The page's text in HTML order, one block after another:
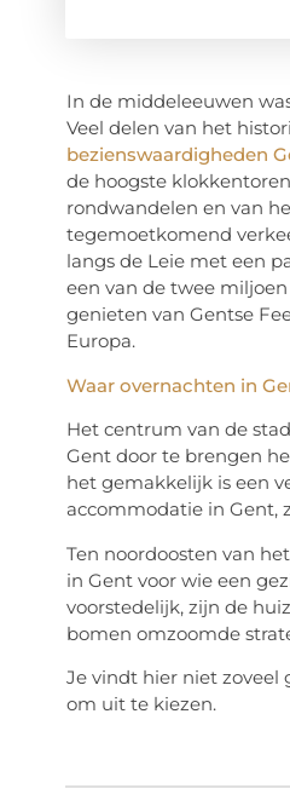
In de middeleeuwen
Veel delen van het
bezienswaardigheden
de hoogste
rondwandelen en van
tegemoetkomend
langs de Leie met een
een van de twee
genieten van Gentse
Europa.
Waar overnachten in
Het centrum van de
Gent door te brengen
het gemakkelijk is een
accommodatie in Gent,
Ten noordoosten van
in Gent voor wie een
voorstedelijk, zijn de
bomen omzoomde
Je vindt hier niet zoveel
om uit te kiezen.